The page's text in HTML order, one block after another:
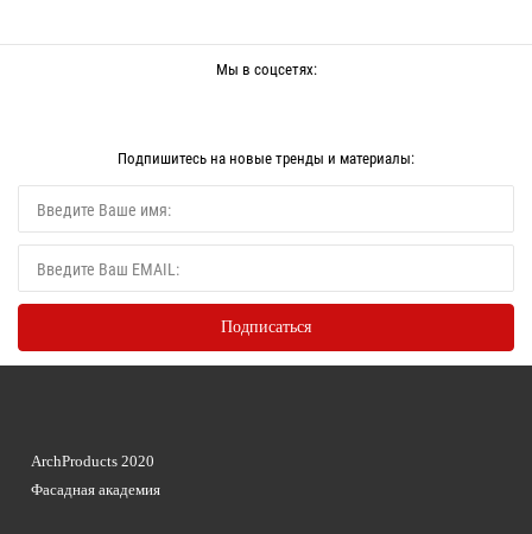
Мы в соцсетях:
Подпишитесь на новые тренды и материалы:
ArchProducts 2020
Фасадная академия